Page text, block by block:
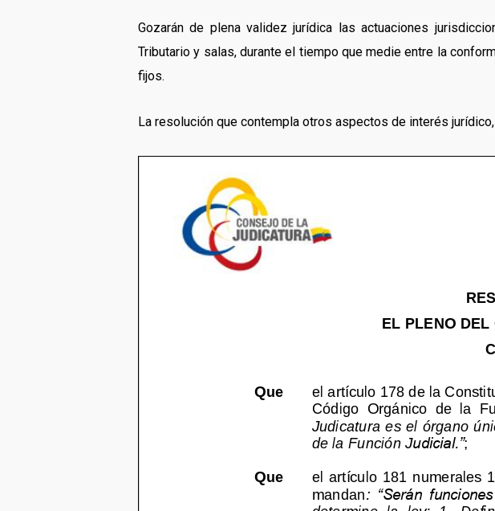
Gozarán de plena validez jurídica las actuaciones
Tributario y salas, durante el tiempo que medie entre la
fijos.
La resolución que contempla otros aspectos de interés